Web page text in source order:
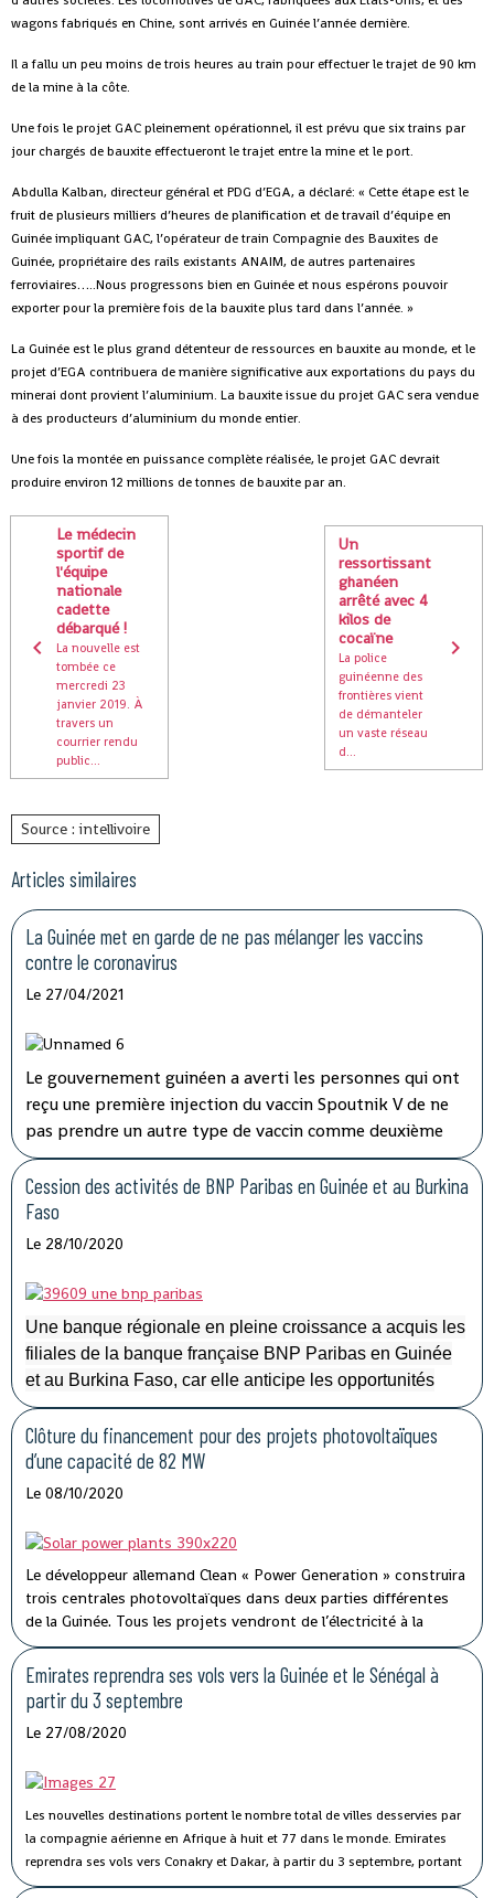
wagons fabriqués en Chine, sont arrivés en Guinée l’année dernière.
Il a fallu un peu moins de trois heures au train pour effectuer le trajet de 90 km
de la mine à la côte.
Une fois le projet GAC pleinement opérationnel, il est prévu que six trains par
jour chargés de bauxite effectueront le trajet entre la mine et le port.
Abdulla Kalban, directeur général et PDG d’EGA, a déclaré: « Cette étape est le
fruit de plusieurs milliers d’heures de planification et de travail d’équipe en
Guinée impliquant GAC, l’opérateur de train Compagnie des Bauxites de
Guinée, propriétaire des rails existants ANAIM, de autres partenaires
ferroviaires…..Nous progressons bien en Guinée et nous espérons pouvoir
exporter pour la première fois de la bauxite plus tard dans l’année. »
La Guinée est le plus grand détenteur de ressources en bauxite au monde, et le
projet d’EGA contribuera de manière significative aux exportations du pays du
minerai dont provient l’aluminium. La bauxite issue du projet GAC sera vendue
à des producteurs d’aluminium du monde entier.
Une fois la montée en puissance complète réalisée, le projet GAC devrait
produire environ 12 millions de tonnes de bauxite par an.
Le médecin
sportif de
l'équipe
nationale
cadette
débarqué !
La nouvelle est
tombée ce
mercredi 23
janvier 2019. À
travers un
courrier rendu
public...
Un
ressortissant
ghanéen
arrêté avec 4
kilos de
cocaïne
La police
guinéenne des
frontières vient
de démanteler
un vaste réseau
d...
Source : intellivoire
Articles similaires
La Guinée met en garde de ne pas mélanger les vaccins
contre le coronavirus
Le 27/04/2021
Le gouvernement guinéen a averti les personnes qui ont
reçu une première injection du vaccin Spoutnik V de ne
pas prendre un autre type de vaccin comme deuxième
dose, même si une expédition du fabricant russe est
confrontée à un retard.
Cession des activités de BNP Paribas en Guinée et au Burkina
Faso
Le 28/10/2020
Une banque régionale en pleine croissance a acquis les
filiales de la banque française BNP Paribas en Guinée
et au Burkina Faso, car elle anticipe les opportunités
commerciales de la ZLECAf (Zone de libre-échange
continentale africaine) .
Clôture du financement pour des projets photovoltaïques
d’une capacité de 82 MW
Le 08/10/2020
Le développeur allemand Clean « Power Generation » construira
trois centrales photovoltaïques dans deux parties différentes
de la Guinée. Tous les projets vendront de l’électricité à la
société d’État Électricité De Guinée.
Emirates reprendra ses vols vers la Guinée et le Sénégal à
partir du 3 septembre
Le 27/08/2020
Les nouvelles destinations portent le nombre total de villes desservies par
la compagnie aérienne en Afrique à huit et 77 dans le monde. Emirates
reprendra ses vols vers Conakry et Dakar, à partir du 3 septembre, portant
à huit le nombre total de villes desservies par la compagnie aérienne en